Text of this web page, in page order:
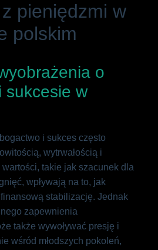
pieniędzmi w
polskim
o
sukcesie w
i sukces często
wytrwałością i
takie jak szacunek dla
wpływają na to, jak
stabilizację. Jednak
zapewnienia
także wywoływać presję i
wśród młodszych pokoleń,